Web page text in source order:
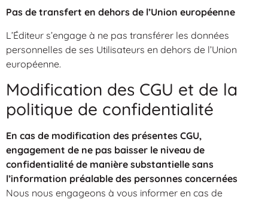
Pas de transfert en dehors de l’Union européenne
L’Éditeur s’engage à ne pas transférer les données
personnelles de ses Utilisateurs en dehors de l’Union
européenne.
Modification des CGU et de la
politique de confidentialité
En cas de modification des présentes CGU,
engagement de ne pas baisser le niveau de
confidentialité de manière substantielle sans
l’information préalable des personnes concernées
Nous nous engageons à vous informer en cas de